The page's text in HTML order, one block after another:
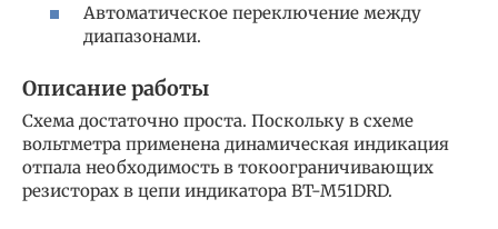
Автоматическое переключение между
диапазонами.
Описание работы
Схема достаточно проста. Поскольку в схеме
вольтметра применена динамическая индикация
отпала необходимость в токоограничивающих
резисторах в цепи индикатора BT-M51DRD.